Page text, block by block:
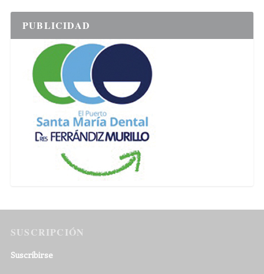
PUBLICIDAD
SUSCRIPCIÓN
Suscribirse